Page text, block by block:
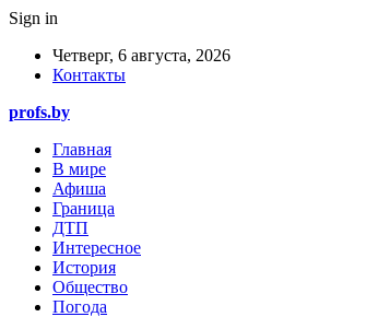
Sign in
Четверг, 6 августа, 2026
Контакты
profs.by
Главная
В мире
Афиша
Граница
ДТП
Интересное
История
Общество
Погода